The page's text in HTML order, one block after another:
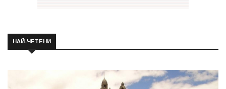
НАЙ-ЧЕТЕНИ